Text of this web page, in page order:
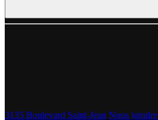
3135 Boulevard Saint-Jean Nous joindre